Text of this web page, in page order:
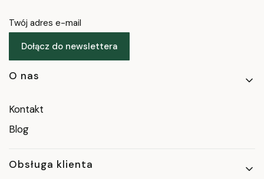
Twój adres e-mail
Dołącz do newslettera
Linki w stopce
O nas
Kontakt
Blog
Obsługa klienta